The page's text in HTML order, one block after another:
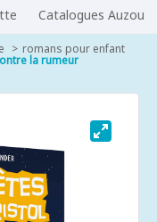
Catalogues Auzou
romans pour enfant
la rumeur